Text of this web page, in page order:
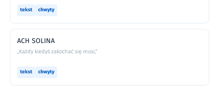
tekst chwyty
ACH SOLINA
„Każdy kiedyś zakochać się musi,”
tekst chwyty